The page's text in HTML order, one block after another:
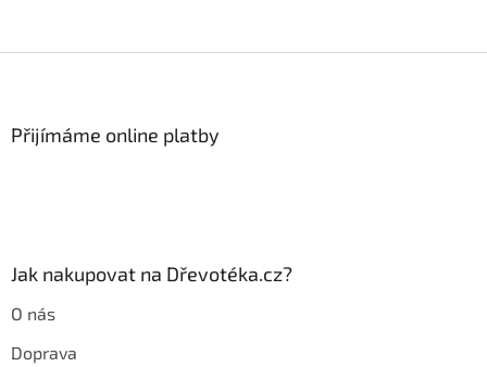
Přijímáme online platby
Jak nakupovat na Dřevotéka.cz?
O nás
Doprava